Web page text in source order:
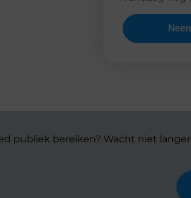
publiek bereiken? Wacht niet